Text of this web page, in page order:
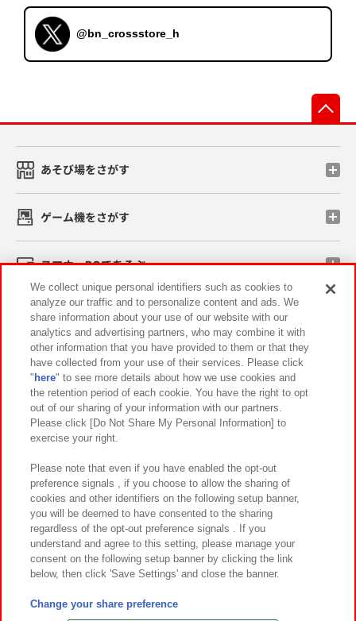
@bn_crossstore_h
あそび場をさがす
ゲーム機をさがす
スマホ・PCであそぶ
イベント・キャンペーン
関連会社 サステナビリティ サイトポリシー
プライバシーポリシー ウェブアクセシビリティ方針と検証結果
お取引先さまとともに
カスタマーハラスメント対応方針 よくあるご質問・お問い合わせ
©Bandai Namco Amusement Inc.
©Bandai Namco Amusement Lab Inc.
We collect unique personal identifiers such as cookies to
analyze our traffic and to personalize content and ads. We
share information about your use of our website with our
analytics and advertising partners, who may combine it with
other information that you have provided to them or that they
have collected from your use of their services. Please click
" here" to see more details about how we use cookies and
the retention period of each cookie. You have the right to opt
out of our sharing of your information with our partners.
Please click [Do Not Share My Personal Information] to
exercise your right.
Please note that even if you have enabled the opt-out
preference signals , if you choose to allow the sharing of
cookies and other identifiers on the following setup banner,
you will be deemed to have consented to the sharing
regardless of the opt-out preference signals . If you
understand and agree to this setting, please manage your
consent on the following setup banner by clicking the link
below, then click 'Save Settings' and close the banner.
Change your share preference